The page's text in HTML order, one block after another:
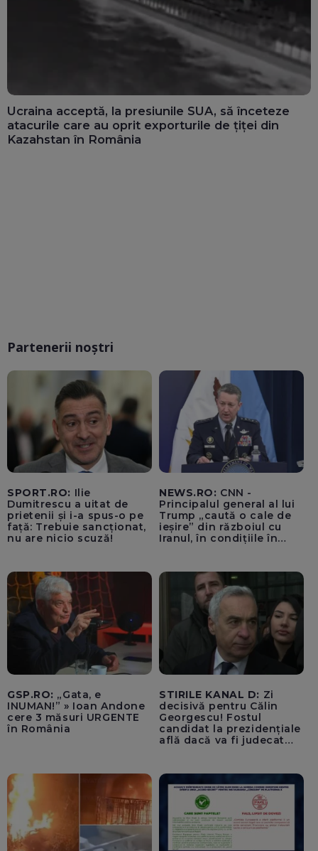
Ucraina acceptă, la presiunile SUA, să înceteze
atacurile care au oprit exporturile de țiței din
Kazahstan în România
Partenerii noștri
SPORT.RO: Ilie
Dumitrescu a uitat de
prietenii și i-a spus-o pe
față: Trebuie sancționat,
nu are nicio scuză!
NEWS.RO: CNN -
Principalul general al lui
Trump „caută o cale de
ieșire” din războiul cu
Iranul, în condițiile în
GSP.RO: „Gata, e
INUMAN!” » Ioan Andone
cere 3 măsuri URGENTE
în România
STIRILE KANAL D: Zi
decisivă pentru Călin
Georgescu! Fostul
candidat la prezidențiale
află dacă va fi judecat